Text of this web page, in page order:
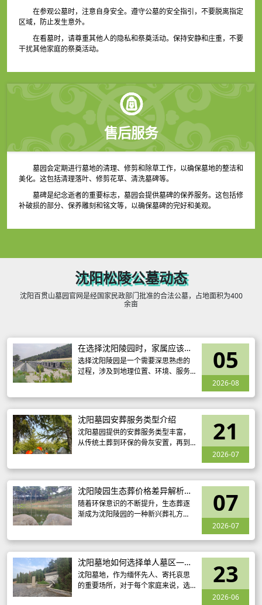
在参观公墓时，注意自身安全。遵守公墓的安全指引，不要脱离指定
区域，防止发生意外。
在看墓时，请尊重其他人的隐私和祭奠活动。保持安静和庄重，不要
干扰其他家庭的祭奠活动。
售后服务
墓园会定期进行墓地的清理、修剪和除草工作，以确保墓地的整洁和
美化。这包括清理落叶、修剪花草、清洗墓碑等。
墓碑是纪念逝者的重要标志，墓园会提供墓碑的保养服务。这包括修
补破损的部分、保养雕刻和铭文等，以确保墓碑的完好和美观。
沈阳松陵公墓动态
沈阳百贯山墓园官网是经国家民政部门批准的合法公墓，占地面积为400
余亩
在选择沈阳陵园时，家属应该考
虑哪些因素？
选择沈阳陵园是一个需要深思熟虑的
过程，涉及到地理位置、环境、服务
时，务必要充分考虑这些因素，以确
保为逝者选择一个合适的安息之地。
05
2026-08
沈阳墓园安葬服务类型介绍
沈阳墓园提供的安葬服务类型丰富，
从传统土葬到环保的骨灰安置，再到
怀。在沈阳，无论是选择哪种安葬服
务，都能找到适合自己需求的方式
21
2026-07
沈阳陵园生态葬价格差异解析：
环保理念下的多样选择
随着环保意识的不断提升，生态葬逐
渐成为沈阳陵园的一种新兴葬礼方
越来越多人的选择。然而，沈阳陵园
生态葬的价格却有所不同，这背后反
映了生态葬
07
2026-07
沈阳墓地如何选择单人墓区——
温馨安放，传承永恒
沈阳墓地，作为缅怀先人、寄托哀思
的重要场所，对于每个家庭来说，选
23
2026-06